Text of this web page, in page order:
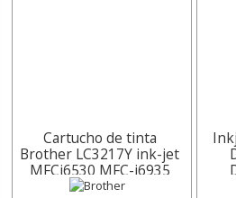
Cartucho de tinta
Brother LC3217Y ink-jet
MFCj6530 MFC-j6935
amarillo 550 paginas